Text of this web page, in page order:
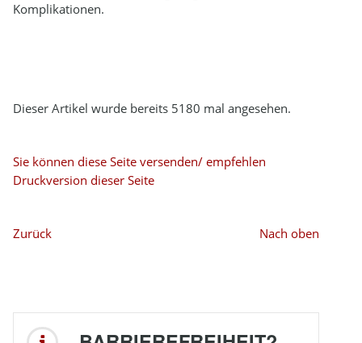
Komplikationen.
Dieser Artikel wurde bereits 5180 mal angesehen.
Sie können diese Seite versenden/ empfehlen
Druckversion dieser Seite
Zurück Nach oben